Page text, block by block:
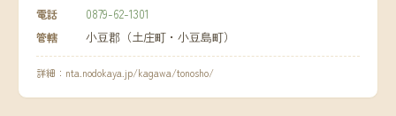
電話 0879-62-1301
管轄 小豆郡（土庄町・小豆島町）
詳細： nta.nodokaya.jp/kagawa/tonosho/